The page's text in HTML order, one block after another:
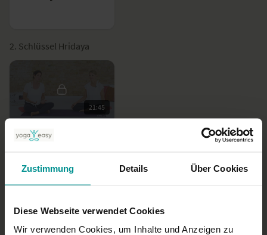
Zustimmung Details Über Cookies
Diese Webseite verwendet Cookies
Wir verwenden Cookies, um Inhalte und Anzeigen zu
2. Schlüssel Hridaya
21:45
3. Schlüssel: Matrika